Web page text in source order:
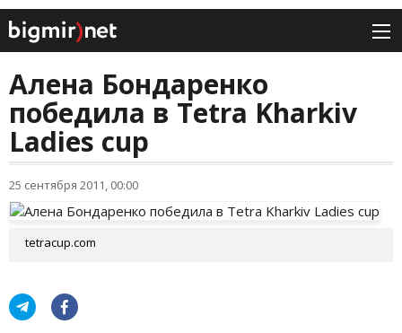
Алена Бондаренко
победила в Tetra Kharkiv
Ladies cup
25 сентября 2011, 00:00
tetracup.com